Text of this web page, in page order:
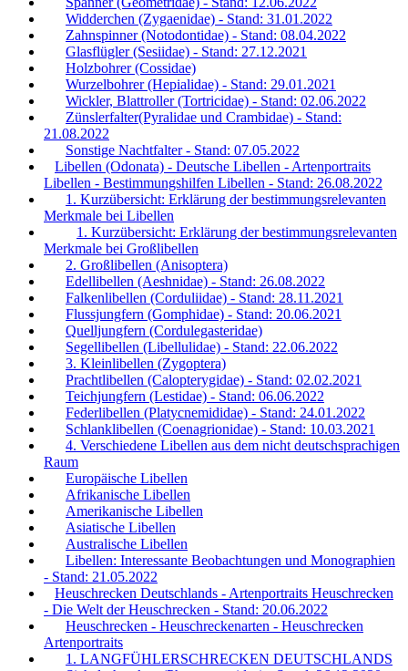
Widderchen (Zygaenidae) - Stand: 31.01.2022
Zahnspinner (Notodontidae) - Stand: 08.04.2022
Glasflügler (Sesiidae) - Stand: 27.12.2021
Holzbohrer (Cossidae)
Wurzelbohrer (Hepialidae) - Stand: 29.01.2021
Wickler, Blattroller (Tortricidae) - Stand: 02.06.2022
Zünslerfalter(Pyralidae und Crambidae) - Stand:
21.08.2022
Sonstige Nachtfalter - Stand: 07.05.2022
Libellen (Odonata) - Deutsche Libellen - Artenportraits
Libellen - Bestimmungshilfen Libellen - Stand: 26.08.2022
1. Kurzübersicht: Erklärung der bestimmungsrelevanten
Merkmale bei Libellen
1. Kurzübersicht: Erklärung der bestimmungsrelevanten
Merkmale bei Großlibellen
2. Großlibellen (Anisoptera)
Edellibellen (Aeshnidae) - Stand: 26.08.2022
Falkenlibellen (Corduliidae) - Stand: 28.11.2021
Flussjungfern (Gomphidae) - Stand: 20.06.2021
Quelljungfern (Cordulegasteridae)
Segellibellen (Libellulidae) - Stand: 22.06.2022
3. Kleinlibellen (Zygoptera)
Prachtlibellen (Calopterygidae) - Stand: 02.02.2021
Teichjungfern (Lestidae) - Stand: 06.06.2022
Federlibellen (Platycnemididae) - Stand: 24.01.2022
Schlanklibellen (Coenagrionidae) - Stand: 10.03.2021
4. Verschiedene Libellen aus dem nicht deutschsprachigen
Raum
Europäische Libellen
Afrikanische Libellen
Amerikanische Libellen
Asiatische Libellen
Australische Libellen
Libellen: Interessante Beobachtungen und Monographien
- Stand: 21.05.2022
Heuschrecken Deutschlands - Artenportraits Heuschrecken
- Die Welt der Heuschrecken - Stand: 20.06.2022
Heuschrecken - Heuschreckenarten - Heuschrecken
Artenportraits
1. LANGFÜHLERSCHRECKEN DEUTSCHLANDS